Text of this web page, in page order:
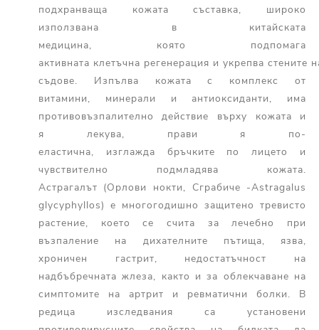
подхранваща кожата съставка, широко
използвана в китайската
медицина, която подпомага
активната клетъчна регенерация и укрепва стените
съдове. Изпълва кожата с комплекс от
витамини, минерали и антиоксиданти, има
противовъзпалително действие върху кожата и
я лекува, прави я по-
еластична, изглажда бръчките по лицето и
чувствително подмладява кожата.
Астрагалът (Орлови нокти, Сграбиче -Astragalus
glycyphyllos) е многогодишно защитено тревисто
растение, което се счита за лечебно при
възпаление на дихателните пътища, язва,
хроничен гастрит, недостатъчност на
надбъбречната жлеза, както и за облекчаване на
симптомите на артрит и ревматични болки. В
редица изследвания са установени